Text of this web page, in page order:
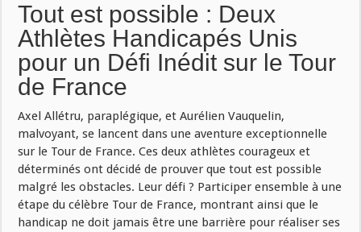
Tout est possible : Deux
Athlètes Handicapés Unis
pour un Défi Inédit sur le Tour
de France
Axel Allétru, paraplégique, et Aurélien Vauquelin,
malvoyant, se lancent dans une aventure exceptionnelle
sur le Tour de France. Ces deux athlètes courageux et
déterminés ont décidé de prouver que tout est possible
malgré les obstacles. Leur défi ? Participer ensemble à une
étape du célèbre Tour de France, montrant ainsi que le
handicap ne doit jamais être une barrière pour réaliser ses